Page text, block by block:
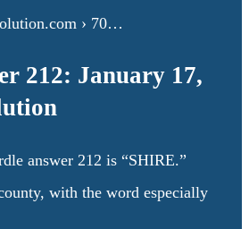
› 70…
212: January 17,
answer 212 is “SHIRE.”
with the word especially